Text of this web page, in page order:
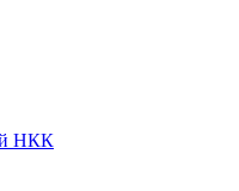
НКК